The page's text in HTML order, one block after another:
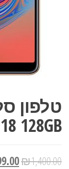
128GB
₪1,400.00